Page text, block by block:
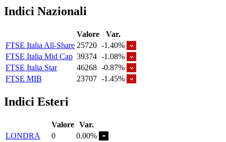
Indici Nazionali
Valore
Var.
FTSE Italia All-Share 25720 -1.40%
FTSE Italia Mid Cap 39374 -1.08%
FTSE Italia Star
46268 -0.87%
FTSE MIB
23707 -1.45%
Indici Esteri
Valore Var.
LONDRA
0
0.00%